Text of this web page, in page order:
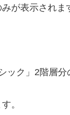
が表示されま
ック」2階層分
。